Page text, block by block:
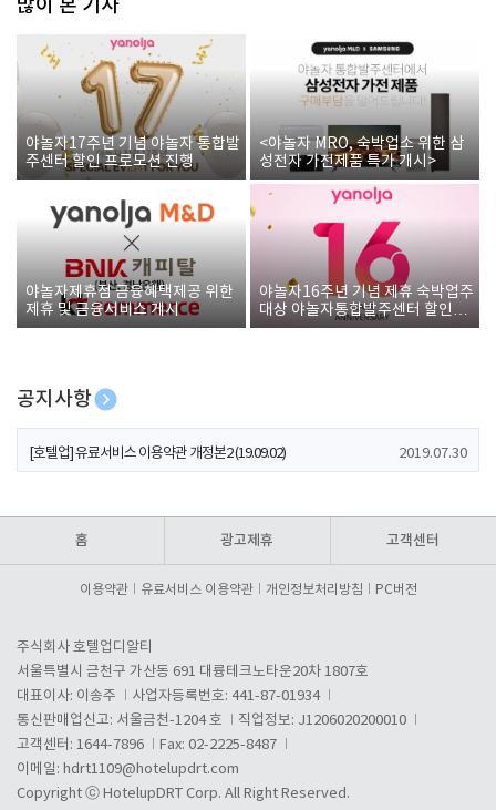
많이 본 기사
야놀자17주년 기념 야놀자 통합발
주센터 할인 프로모션 진행
<야놀자 MRO, 숙박업소 위한 삼
성전자 가전제품 특가 개시>
야놀자제휴점 금융혜택제공 위한
제휴 및 금융서비스 게시
야놀자16주년 기념 제휴 숙박업주
대상 야놀자통합발주센터 할인쿠
폰 증정
공지사항
[호텔업] 개인정보 처리방침 개정본1 (19.09.02)
[호텔업] 유료서비스 이용약관 개정본2 (19.09.02) 2019.07.30
홈 광고제휴 고객센터
이용약관 유료서비스 이용약관 개인정보처리방침 PC버전
주식회사 호텔업디알티
서울특별시 금천구 가산동 691 대륭테크노타운20차 1807호
대표이사: 이송주
사업자등록번호: 441-87-01934
통신판매업신고: 서울금천-1204 호
직업정보: J1206020200010
고객센터: 1644-7896
Fax: 02-2225-8487
이메일: hdrt1109@hotelupdrt.com
Copyright ⓒ HotelupDRT Corp. All Right Reserved.